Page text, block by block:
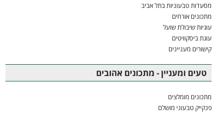
מסעדות טבעוניות בתל אביב
מתכונים אורחים
עוגיות שיבולת שועל
עוגת ביסקוויטים
קישורים מעניינים
טעים ומעניין - מתכונים אהובים
מתכונים מומלצים
פנקייק טבעוני מושלם